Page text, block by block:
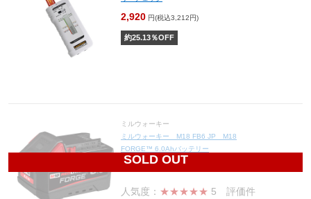
2,920 円(税込3,212円)
約25.13％OFF
SOLD OUT
ミルウォーキー
ミルウォーキー M18 FB6 JP M18
FORGE™ 6.0Ahバッテリー
26,180
人気度： ★★★★★ 5 評価件